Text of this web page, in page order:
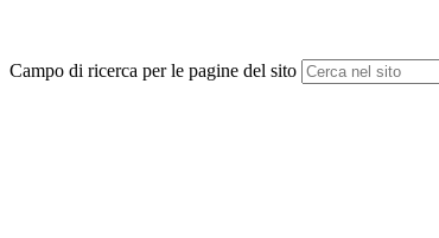
Campo di ricerca per le pagine del sito